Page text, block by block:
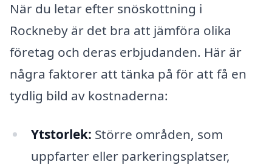
När du letar efter snöskottning i
Rockneby är det bra att jämföra olika
företag och deras erbjudanden. Här är
några faktorer att tänka på för att få en
tydlig bild av kostnaderna:
Ytstorlek: Större områden, som
uppfarter eller parkeringsplatser,